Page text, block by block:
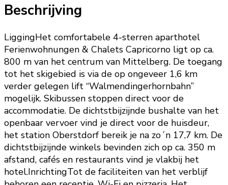
Beschrijving
LiggingHet comfortabele 4-sterren aparthotel
Ferienwohnungen & Chalets Capricorno ligt op ca.
800 m van het centrum van Mittelberg. De toegang
tot het skigebied is via de op ongeveer 1,6 km
verder gelegen lift “Walmendingerhornbahn”
mogelijk. Skibussen stoppen direct voor de
accommodatie. De dichtstbijzijnde bushalte van het
openbaar vervoer vind je direct voor de huisdeur,
het station Oberstdorf bereik je na zo´n 17,7 km. De
dichtstbijzijnde winkels bevinden zich op ca. 350 m
afstand, cafés en restaurants vind je vlakbij het
hotel.InrichtingTot de faciliteiten van het verblijf